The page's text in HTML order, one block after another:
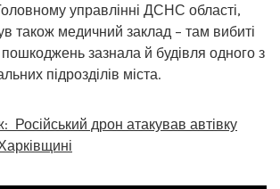
управлінні ДСНС області,
також медичний заклад – там вибиті
пошкоджень зазнала й будівля одного з
підрозділів міста.
Російський дрон атакував автівку